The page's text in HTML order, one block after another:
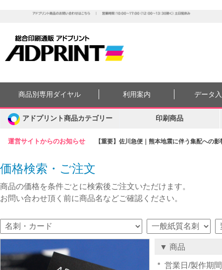
運営サイトからのお知らせ 【重要】佐川急便｜熊本地震に伴う集配への
商品別専用ダイヤル 利用案内 データ
アドプリント商品カテゴリー 印刷商品
価格検索・ご注文
商品の価格を条件ごとに検索後ご注文いただけます。
お問い合わせ頂く前に商品名などご確認ください。
▼ 商品
営業日/製作期間